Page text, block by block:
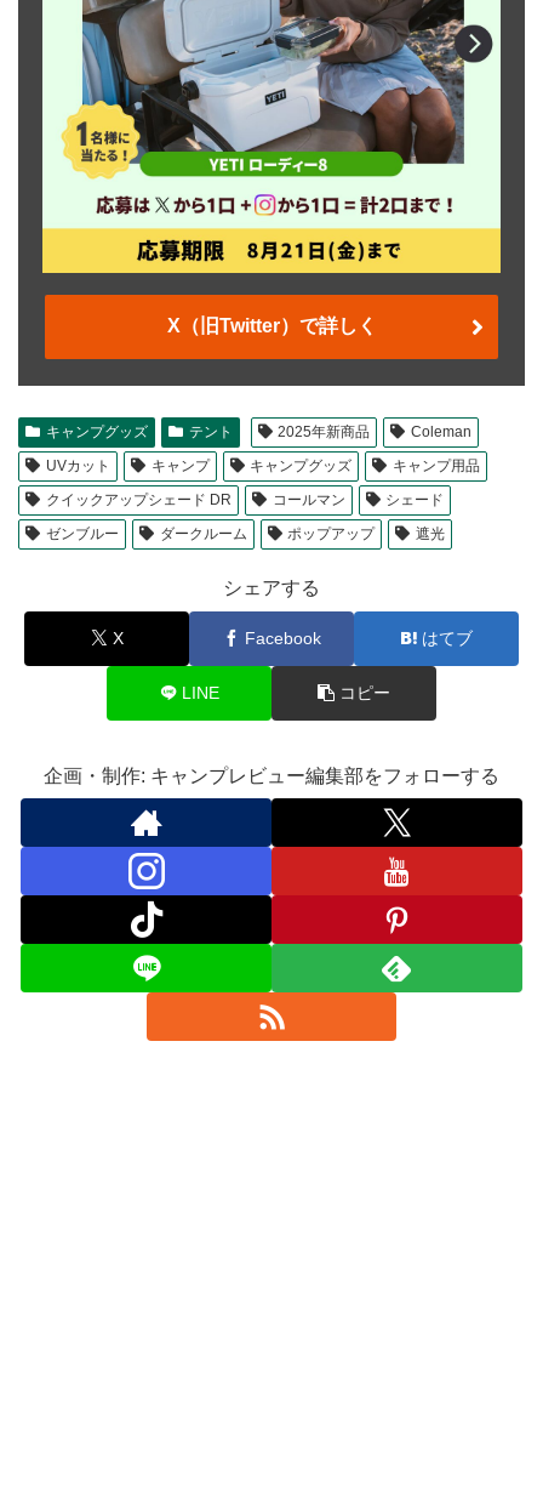
X（旧Twitter）で詳しく
キャンプグッズ テント 2025年新商品
Coleman
UVカット
キャンプ キャンプグッズ
キャンプ用品
クイックアップシェード DR
コールマン
シェード
ゼンブルー
ダークルーム ポップアップ 遮光
シェアする
X Facebook はてブ
LINE コピー
企画・制作: キャンプレビュー編集部をフォローする